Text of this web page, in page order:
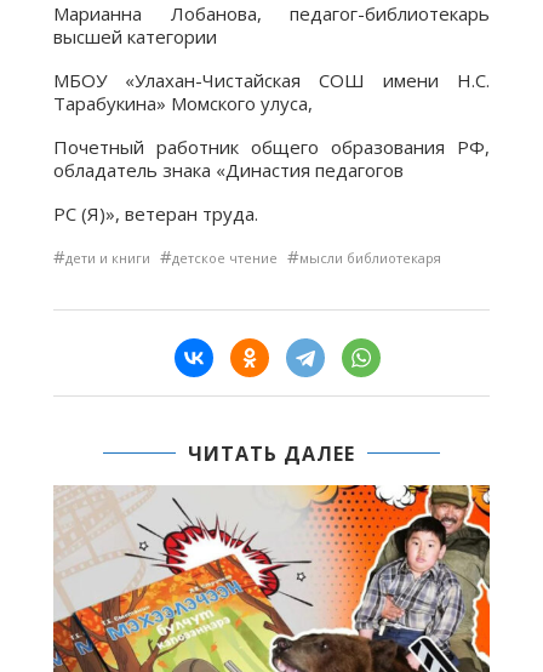
Марианна Лобанова, педагог-библиотекарь
высшей категории
МБОУ «Улахан-Чистайская СОШ имени Н.С.
Тарабукина» Момского улуса,
Почетный работник общего образования РФ,
обладатель знака «Династия педагогов
РС (Я)», ветеран труда.
#дети и книги #детское чтение #мысли библиотекаря
ЧИТАТЬ ДАЛЕЕ